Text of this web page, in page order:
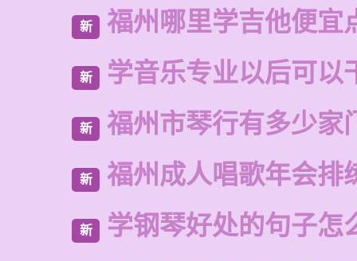
新 福州哪里学吉他便宜
新 学音乐专业以后可以
新 福州市琴行有多少家
新 福州成人唱歌年会排
新 学钢琴好处的句子怎